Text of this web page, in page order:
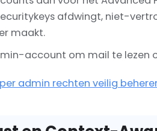
afdwingt, niet-
maakt.
account om mail te lezen
admin rechten veilig